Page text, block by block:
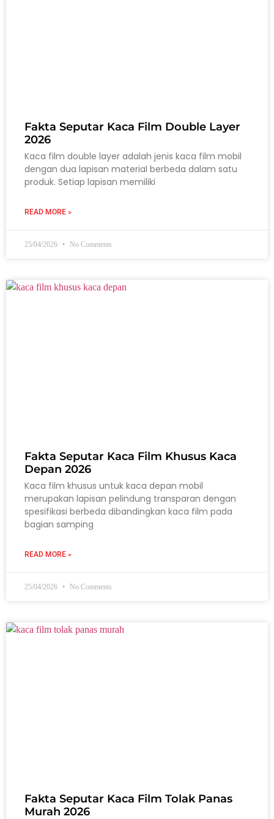
Fakta Seputar Kaca Film Double Layer
2026
Kaca film double layer adalah jenis kaca film mobil
dengan dua lapisan material berbeda dalam satu
produk. Setiap lapisan memiliki
READ MORE »
25/04/2026 No Comments
Fakta Seputar Kaca Film Khusus Kaca
Depan 2026
Kaca film khusus untuk kaca depan mobil
merupakan lapisan pelindung transparan dengan
spesifikasi berbeda dibandingkan kaca film pada
bagian samping
READ MORE »
25/04/2026 No Comments
Fakta Seputar Kaca Film Tolak Panas
Murah 2026